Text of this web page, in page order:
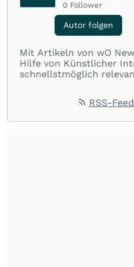
0 Follower
Autor folgen
Mit Artikeln von wO
Hilfe von Künstlicher
schnellstmöglich
Ereignissen rund um
RSS-